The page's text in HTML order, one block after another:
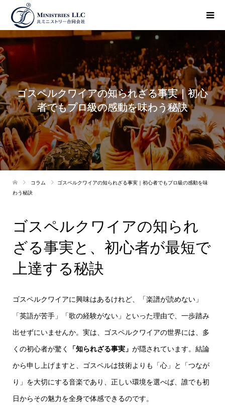
ゴスペルクワイアの知られざる事実｜初心
者でもプロ級の感動を味わう秘訣
コラム
ゴスペルクワイアの知られざる事実｜初心者でもプロ級の感動を味
わう秘訣
ゴスペルクワイアの知られ
ざる事実と、初心者が最短で
上達する秘訣
ゴスペルクワイアに興味はあるけれど、「楽譜が読めない」
「英語が苦手」「歌の経験がない」といった理由で、一歩踏み
出せずにいませんか。実は、ゴスペルクワイアの世界には、多
くの初心者が驚く
「知られざる事実」 が隠されています。結論
から申し上げますと、ゴスペルは技術よりも「心」と「つなが
り」を大切にする音楽であり、正しい環境を選べば、誰でも初
日からその魅力を全身で体感できるのです。